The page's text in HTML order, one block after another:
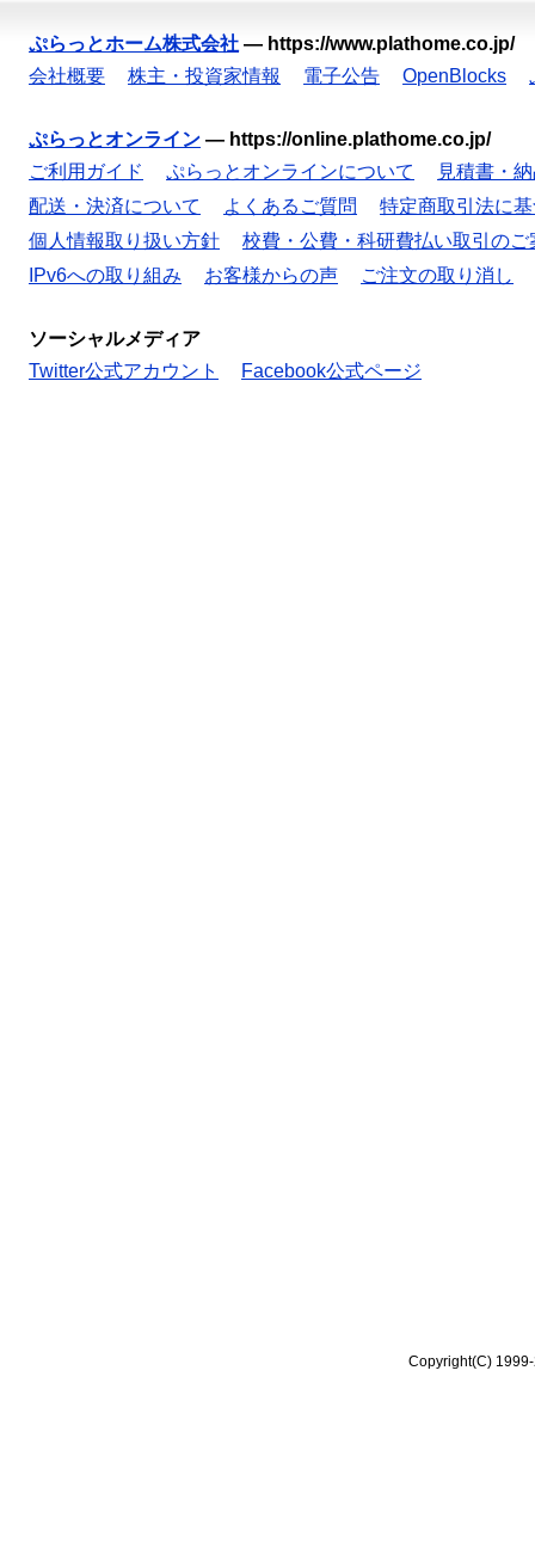
ぷらっとホーム株式会社 — https://www.plathome.co.jp/
会社概要
株主・投資家情報 電子公告 OpenBlocks
ぷらっとオンライン — https://online.plathome.co.jp/
ご利用ガイド
ぷらっとオンラインについて
見積書・
配送・決済について
よくあるご質問
特定商取引法に
個人情報取り扱い方針
校費・公費・科研費払い取引のご
IPv6への取り組み
お客様からの声 ご注文の取り消し
ソーシャルメディア
Twitter公式アカウント
Facebook公式ページ
Copyright(C)